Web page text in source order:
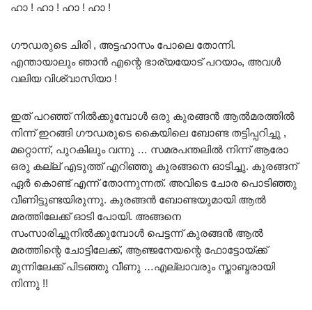
ഹാ ! ഹാ ! ഹാ ! ഹാ !
ഗൗഡരുടെ ചിരി , അട്ടഹാസം പോലെ തോന്നി.
എന്തായാലും ഞാൻ എന്റെ ഭാര്യയോട് പറയാം, അവൾ
വലിയ വിശ്വാസിയാ !
ഇത് പറഞ്ഞ് നിൽക്കുമ്പോൾ ഒരു കുരങ്ങൻ ആൽമരത്തിൽ
നിന്ന് ഇറങ്ങി ഗൗഡരുടെ കൈയിലെ ബോണ്ട തട്ടിപ്പറിച്ചു ,
മറ്റൊന്ന്, പുറകിലും വന്നു … സമരപന്തലിൽ നിന്ന് ആരോ
ഒരു കല്ല് എടുത്ത് എറിഞ്ഞു കുരങ്ങനെ ഓടിച്ചു. കുരങ്ങന്
ഏർ കൊണ്ട് എന്ന് തോന്നുന്നത്. അവിടെ ചോര പൊടിഞ്ഞു
വീണിട്ടുണ്ടയിരുന്നു. കുരങ്ങൻ ബോണ്ടയുമായി ആൽ
മരത്തിലേക്ക് ഓടി പോയി. അങ്ങനെ
സംസാരിച്ചുനിൽക്കുമ്പോൾ പെട്ടന്ന് കുരങ്ങൻ ആൽ
മരത്തിന്റെ ചോട്ടിലേക്ക്, ആഞ്ജനേയന്റെ ഫോട്ടോയ്ക്ക്
മുന്നിലേക്ക് പിടഞ്ഞു വീണു …എല്ലാവരും സ്താബ്ദരായി
നിന്നു !!